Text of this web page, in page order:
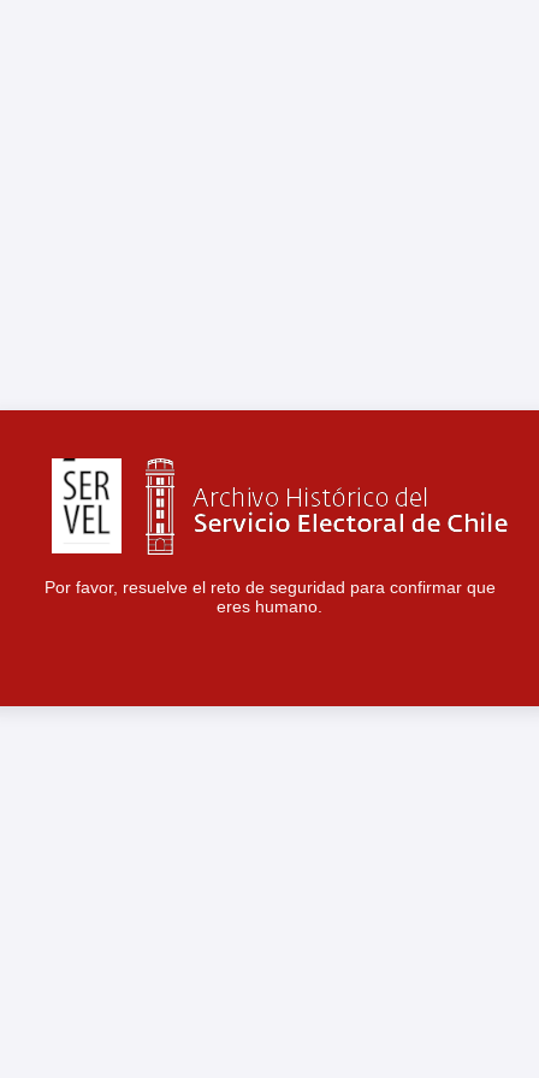
Por favor, resuelve el reto de seguridad para confirmar que
eres humano.